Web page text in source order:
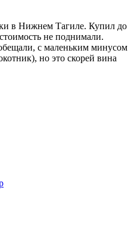
в Нижнем Тагиле. Купил до
не поднимали.
с маленьким минусом
но это скорей вина